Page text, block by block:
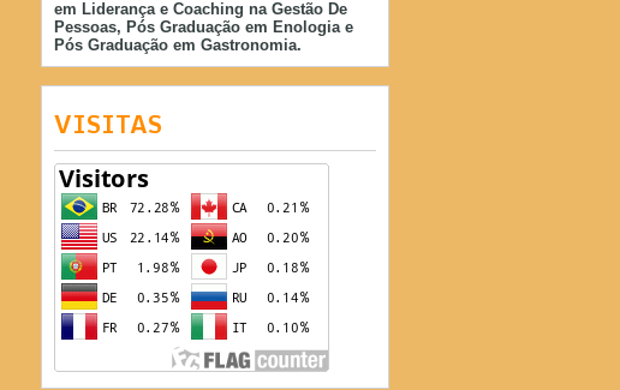
em Liderança e Coaching na Gestão De
Pessoas, Pós Graduação em Enologia e
Pós Graduação em Gastronomia.
VISITAS